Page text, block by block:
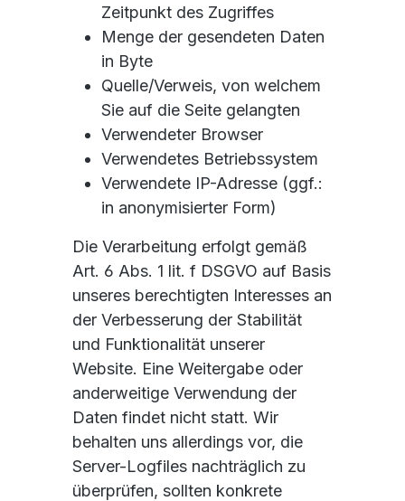
Zeitpunkt des Zugriffes
Menge der gesendeten Daten
in Byte
Quelle/Verweis, von welchem
Sie auf die Seite gelangten
Verwendeter Browser
Verwendetes Betriebssystem
Verwendete IP-Adresse (ggf.:
in anonymisierter Form)
Die Verarbeitung erfolgt gemäß
Art. 6 Abs. 1 lit. f DSGVO auf Basis
unseres berechtigten Interesses an
der Verbesserung der Stabilität
und Funktionalität unserer
Website. Eine Weitergabe oder
anderweitige Verwendung der
Daten findet nicht statt. Wir
behalten uns allerdings vor, die
Server-Logfiles nachträglich zu
überprüfen, sollten konkrete